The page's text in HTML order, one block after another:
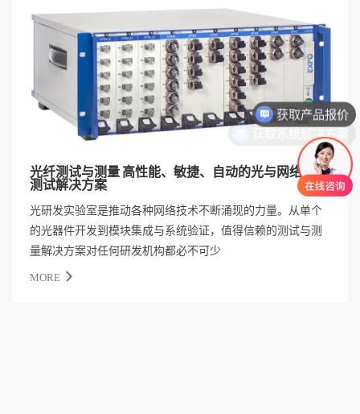
光纤测试与测量 高性能、敏捷、自动的光与网络协议
测试解决方案
光研发实验室是推动各种网络技术不断涌现的力量。从单个
的光器件开发到模块集成与系统验证，值得信赖的测试与测
量解决方案对任何研发机构都必不可少
MORE
获取产品报价
获取系统解决方案